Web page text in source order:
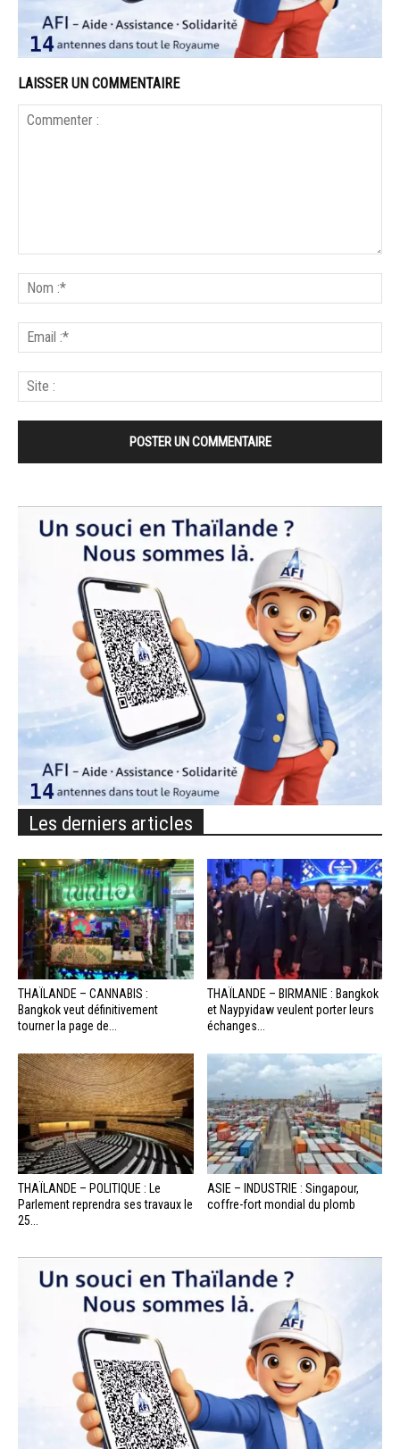
LAISSER UN COMMENTAIRE
Les derniers articles
THAÏLANDE – CANNABIS :
Bangkok veut définitivement
tourner la page de...
THAÏLANDE – BIRMANIE : Bangkok
et Naypyidaw veulent porter leurs
échanges...
THAÏLANDE – POLITIQUE : Le
Parlement reprendra ses travaux le
25...
ASIE – INDUSTRIE : Singapour,
coffre-fort mondial du plomb